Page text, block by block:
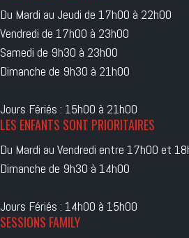
Du Mardi au Jeudi de 17h00 à 22h00
Vendredi de 17h00 à 23h00
Samedi de 9h30 à 23h00
Dimanche de 9h30 à 21h00
Jours Fériés : 15h00 à 21h00
LES ENFANTS SONT PRIORITAIRES
Du Mardi au Vendredi entre 17h00 et
Dimanche de 9h30 à 14h00
Jours Fériés : 14h00 à 15h00
SESSIONS FAMILY